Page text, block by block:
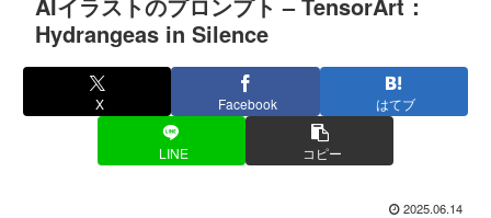
Hydrangeas in Silence
X Facebook はてブ
LINE コピー
2025.06.14